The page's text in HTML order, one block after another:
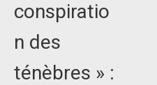
conspiratio
n des
ténèbres » :